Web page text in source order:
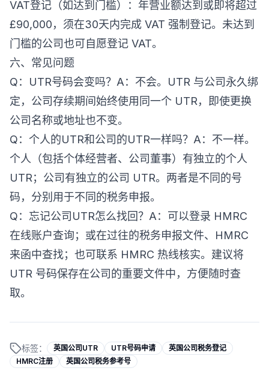
VAT登记（如达到门槛）：年营业额达到或即将超过
£90,000，须在30天内完成 VAT 强制登记。未达到
门槛的公司也可自愿登记 VAT。
六、常见问题
Q：UTR号码会变吗？A：不会。UTR 与公司永久绑
定，公司存续期间始终使用同一个 UTR，即使更换
公司名称或地址也不变。
Q：个人的UTR和公司的UTR一样吗？A：不一样。
个人（包括个体经营者、公司董事）有独立的个人
UTR；公司有独立的公司 UTR。两者是不同的号
码，分别用于不同的税务申报。
Q：忘记公司UTR怎么找回？A：可以登录 HMRC
在线账户查询；或在过往的税务申报文件、HMRC
来函中查找；也可联系 HMRC 热线核实。建议将
UTR 号码保存在公司的重要文件中，方便随时查
取。
标签： 英国公司UTR UTR号码申请
英国公司税务登记
HMRC注册
英国公司税务参考号